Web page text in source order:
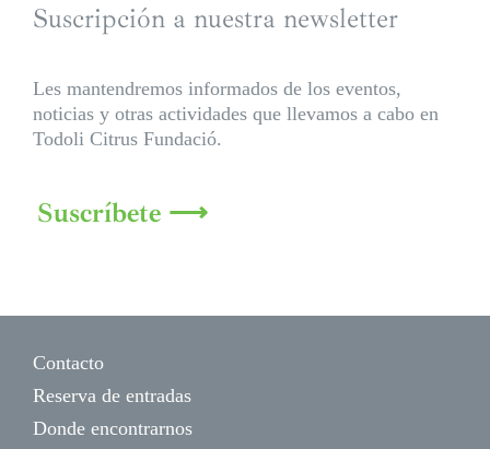
Suscripción a nuestra newsletter
Les mantendremos informados de los eventos,
noticias y otras actividades que llevamos a cabo en
Todoli Citrus Fundació.
Suscríbete ⟶
Contacto
Reserva de entradas
Donde encontrarnos